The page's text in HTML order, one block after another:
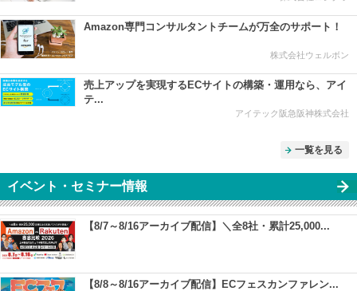
Amazon専門コンサルタントチームが万全のサポート！
株式会社ウェルボン
売上アップを実現するECサイトの構築・運用なら、アイ
テ...
アイテック阪急阪神株式会社
一覧を見る
イベント・セミナー情報
【8/7～8/16アーカイブ配信】＼全8社・累計25,000...
【8/8～8/16アーカイブ配信】ECフェスカンファレン...